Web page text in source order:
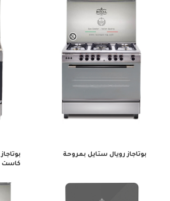
بوتاجاز رويال ستايل بمروحة
كاست